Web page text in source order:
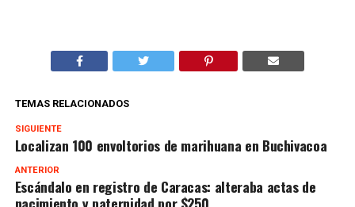
TEMAS RELACIONADOS
SIGUIENTE
Localizan 100 envoltorios de marihuana en Buchivacoa
ANTERIOR
Escándalo en registro de Caracas: alteraba actas de